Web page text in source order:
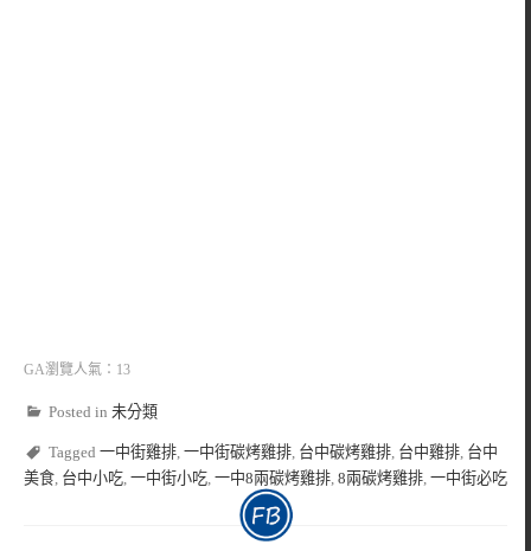
GA瀏覽人氣：13
Posted in 未分類
Tagged 一中街雞排, 一中街碳烤雞排, 台中碳烤雞排, 台中雞排, 台中
美食, 台中小吃, 一中街小吃, 一中8兩碳烤雞排, 8兩碳烤雞排, 一中街必吃